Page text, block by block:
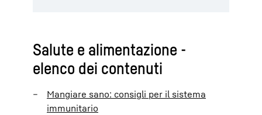
Salute e alimentazione -
elenco dei contenuti
Mangiare sano: consigli per il sistema
immunitario